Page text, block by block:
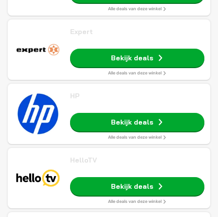
Alle deals van deze winkel
Expert
Bekijk deals
Alle deals van deze winkel
HP
Bekijk deals
Alle deals van deze winkel
HelloTV
Bekijk deals
Alle deals van deze winkel